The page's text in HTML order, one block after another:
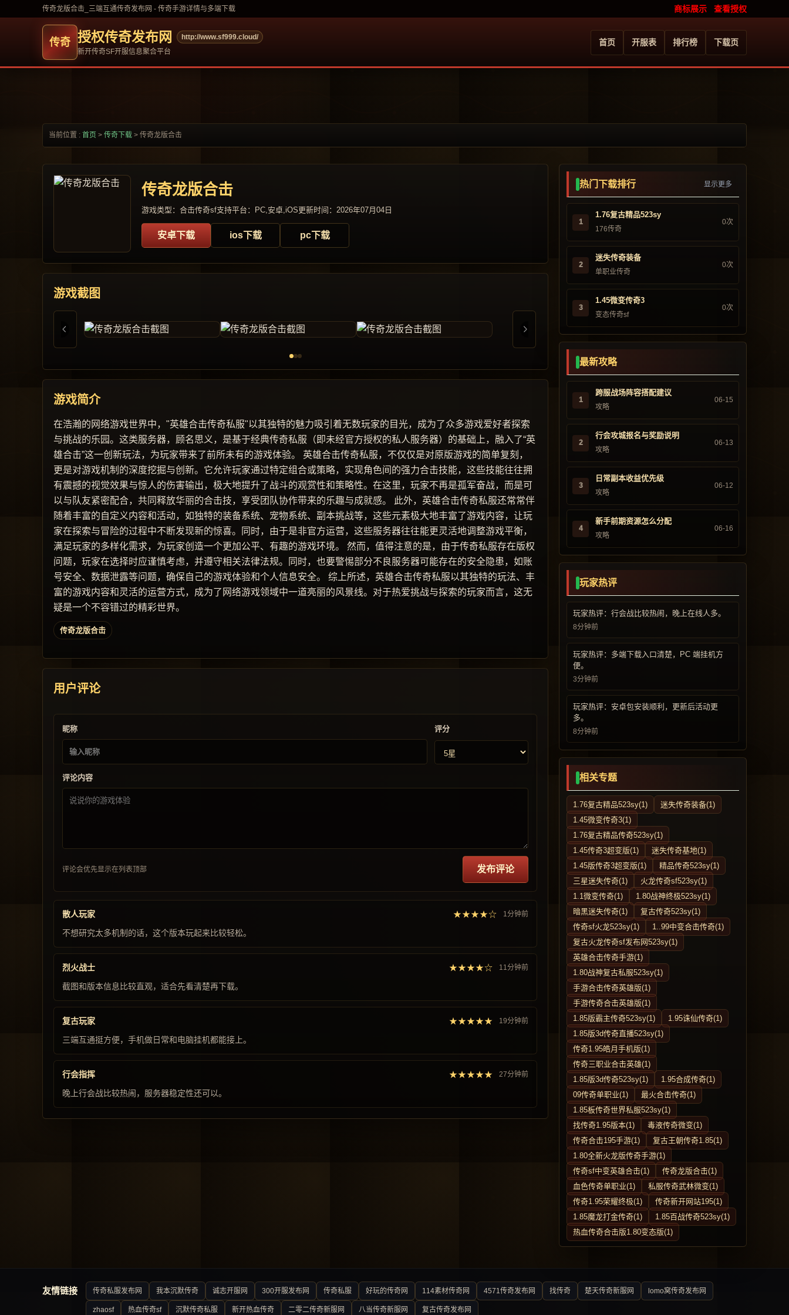
传奇龙版合击_三端互通传奇发布网 - 传奇手游详情与多端下载 商标展示 查看授权
授权传奇发布网
http://www.sf999.cloud/
新开传奇SF开服信息聚合平台
首页 开服表 排行榜 下载页
当前位置 : 首页 > 传奇下载 > 传奇龙版合击
传奇龙版合击
游戏类型：合击传奇sf支持平台：PC,安卓,iOS更新时间：2026年07月04日
安卓下载 ios下载 pc下载
游戏截图
游戏简介
在浩瀚的网络游戏世界中，"英雄合击传奇私服"以其独特的魅力吸引着无数玩家的目光，成为了众多游戏爱好者探索
与挑战的乐园。这类服务器，顾名思义，是基于经典传奇私服（即未经官方授权的私人服务器）的基础上，融入了“英
雄合击”这一创新玩法，为玩家带来了前所未有的游戏体验。 英雄合击传奇私服，不仅仅是对原版游戏的简单复刻，
更是对游戏机制的深度挖掘与创新。它允许玩家通过特定组合或策略，实现角色间的强力合击技能，这些技能往往拥
有震撼的视觉效果与惊人的伤害输出，极大地提升了战斗的观赏性和策略性。在这里，玩家不再是孤军奋战，而是可
以与队友紧密配合，共同释放华丽的合击技，享受团队协作带来的乐趣与成就感。 此外，英雄合击传奇私服还常常伴
随着丰富的自定义内容和活动，如独特的装备系统、宠物系统、副本挑战等，这些元素极大地丰富了游戏内容，让玩
家在探索与冒险的过程中不断发现新的惊喜。同时，由于是非官方运营，这些服务器往往能更灵活地调整游戏平衡，
满足玩家的多样化需求，为玩家创造一个更加公平、有趣的游戏环境。 然而，值得注意的是，由于传奇私服存在版权
问题，玩家在选择时应谨慎考虑，并遵守相关法律法规。同时，也要警惕部分不良服务器可能存在的安全隐患，如账
号安全、数据泄露等问题，确保自己的游戏体验和个人信息安全。 综上所述，英雄合击传奇私服以其独特的玩法、丰
富的游戏内容和灵活的运营方式，成为了网络游戏领域中一道亮丽的风景线。对于热爱挑战与探索的玩家而言，这无
疑是一个不容错过的精彩世界。
传奇龙版合击
用户评论
昵称 评分
评论内容
评论会优先显示在列表顶部 发布评论
散人玩家 ★★★★☆ 1分钟前
不想研究太多机制的话，这个版本玩起来比较轻松。
烈火战士 ★★★★☆ 11分钟前
截图和版本信息比较直观，适合先看清楚再下载。
复古玩家 ★★★★★ 19分钟前
三端互通挺方便，手机做日常和电脑挂机都能接上。
行会指挥 ★★★★★ 27分钟前
晚上行会战比较热闹，服务器稳定性还可以。
热门下载排行 显示更多
1
1.76复古精品523sy
176传奇
0次
2
迷失传奇装备
单职业传奇
0次
3
1.45微变传奇3
变态传奇sf
0次
最新攻略
1
跨服战场阵容搭配建议
攻略
06-15
2
行会攻城报名与奖励说明
攻略
06-13
3
日常副本收益优先级
攻略
06-12
4
新手前期资源怎么分配
攻略
06-16
玩家热评
玩家热评：行会战比较热闹，晚上在线人多。
8分钟前
玩家热评：多端下载入口清楚，PC 端挂机方
便。
3分钟前
玩家热评：安卓包安装顺利，更新后活动更
多。
8分钟前
相关专题
1.76复古精品523sy(1)
迷失传奇装备(1)
1.45微变传奇3(1)
1.76复古精品传奇523sy(1)
1.45传奇3超变版(1)
迷失传奇基地(1)
1.45版传奇3超变版(1)
精品传奇523sy(1)
三星迷失传奇(1)
火龙传奇sf523sy(1)
1.1微变传奇(1)
1.80战神终极523sy(1)
暗黑迷失传奇(1)
复古传奇523sy(1)
传奇sf火龙523sy(1)
1..99中变合击传奇(1)
复古火龙传奇sf发布网523sy(1)
英雄合击传奇手游(1)
1.80战神复古私服523sy(1)
手游合击传奇英雄版(1)
手游传奇合击英雄版(1)
1.85版霸主传奇523sy(1)
1.95诛仙传奇(1)
1.85版3d传奇直播523sy(1)
传奇1.95皓月手机版(1)
传奇三职业合击英雄(1)
1.85版3d传奇523sy(1)
1.95合成传奇(1)
09传奇单职业(1)
最火合击传奇(1)
1.85板传奇世界私服523sy(1)
找传奇1.95版本(1)
毒液传奇微变(1)
传奇合击195手游(1)
复古王朝传奇1.85(1)
1.80全新火龙版传奇手游(1)
传奇sf中变英雄合击(1)
传奇龙版合击(1)
血色传奇单职业(1)
私服传奇武林微变(1)
传奇1.95荣耀终极(1)
传奇新开网站195(1)
1.85魔龙打金传奇(1)
1.85百战传奇523sy(1)
热血传奇合击版1.80变态版(1)
友情链接 传奇私服发布网 我本沉默传奇 诚志开服网 300开服发布网 传奇私服 好玩的传奇网 114素材传奇网 4571传奇发布网 找传奇 楚天传奇新服网 lomo窝传奇发布网
zhaosf 热血传奇sf 沉默传奇私服 新开热血传奇 二零二传奇新服网 八当传奇新服网 复古传奇发布网